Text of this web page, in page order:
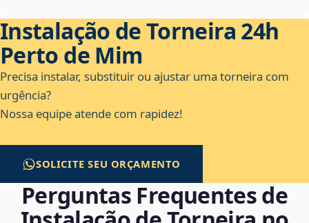
Instalação de Torneira 24h
Perto de Mim
Precisa instalar, substituir ou ajustar uma torneira com
urgência?
Nossa equipe atende com rapidez!
SOLICITE SEU ORÇAMENTO
Perguntas Frequentes de